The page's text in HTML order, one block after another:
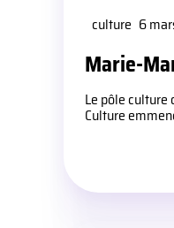
culture 6
Marie-
Le pôle culture
Culture